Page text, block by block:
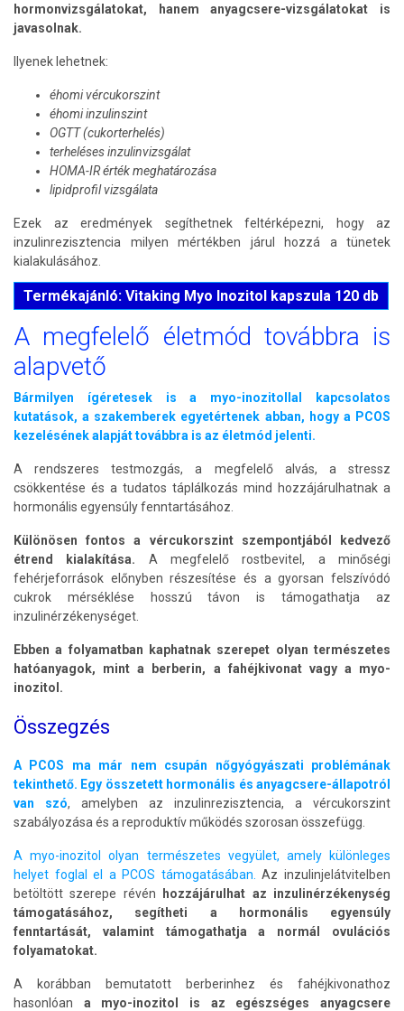
hormonvizsgálatokat, hanem anyagcsere-vizsgálatokat is
javasolnak.
Ilyenek lehetnek:
éhomi vércukorszint
éhomi inzulinszint
OGTT (cukorterhelés)
terheléses inzulinvizsgálat
HOMA-IR érték meghatározása
lipidprofil vizsgálata
Ezek az eredmények segíthetnek feltérképezni, hogy az
inzulinrezisztencia milyen mértékben járul hozzá a tünetek
kialakulásához.
Termékajánló: Vitaking Myo Inozitol kapszula 120 db
A megfelelő életmód továbbra is
alapvető
Bármilyen ígéretesek is a myo-inozitollal kapcsolatos
kutatások, a szakemberek egyetértenek abban, hogy a PCOS
kezelésének alapját továbbra is az életmód jelenti.
A rendszeres testmozgás, a megfelelő alvás, a stressz
csökkentése és a tudatos táplálkozás mind hozzájárulhatnak a
hormonális egyensúly fenntartásához.
Különösen fontos a vércukorszint szempontjából kedvező
étrend kialakítása. A megfelelő rostbevitel, a minőségi
fehérjeforrások előnyben részesítése és a gyorsan felszívódó
cukrok mérséklése hosszú távon is támogathatja az
inzulinérzékenységet.
Ebben a folyamatban kaphatnak szerepet olyan természetes
hatóanyagok, mint a berberin, a fahéjkivonat vagy a myo-
inozitol.
Összegzés
A PCOS ma már nem csupán nőgyógyászati problémának
tekinthető. Egy összetett hormonális és anyagcsere-állapotról
van szó, amelyben az inzulinrezisztencia, a vércukorszint
szabályozása és a reproduktív működés szorosan összefügg.
A myo-inozitol olyan természetes vegyület, amely különleges
helyet foglal el a PCOS támogatásában.
Az inzulinjelátvitelben
betöltött szerepe révén
hozzájárulhat az inzulinérzékenység
támogatásához, segítheti a hormonális egyensúly
fenntartását, valamint támogathatja a normál ovulációs
folyamatokat.
A korábban bemutatott berberinhez és fahéjkivonathoz
hasonlóan a myo-inozitol is az egészséges anyagcsere